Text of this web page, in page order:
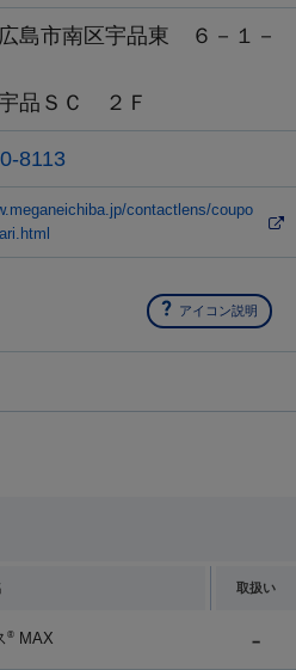
島市南区宇品東 ６－１－
品ＳＣ ２Ｆ
8113
contactlens/coupo
アイコン説明
取扱い
® MAX